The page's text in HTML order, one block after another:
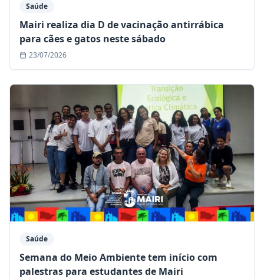
Saúde
Mairi realiza dia D de vacinação antirrábica
para cães e gatos neste sábado
23/07/2026
Saúde
Semana do Meio Ambiente tem início com
palestras para estudantes de Mairi